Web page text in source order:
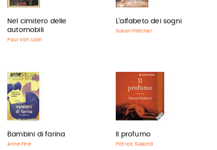
Nel cimitero delle
automobili
Paul Van Loon
L'alfabeto dei sogni
Susan Fletcher
Bambini di farina
Anne Fine
Il profumo
Patrick Süskind